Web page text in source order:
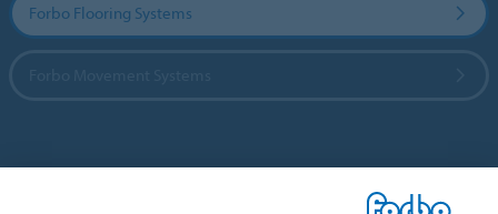
Forbo Flooring Systems
Hjemmeside per land